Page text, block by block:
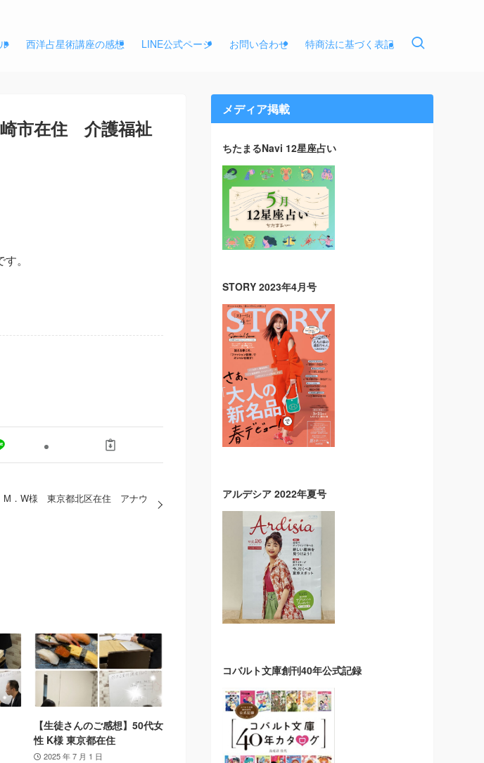
西洋占星術講座の感想 LINE公式ページ お問い合わせ 特商法に基づく表記
市在住 介護福祉
。
M．W様 東京都北区在住 アナウ
【生徒さんのご感想】50代女
性 K様 東京都在住
2025 年 7 月 1 日
メディア掲載
ちたまるNavi 12星座占い
STORY 2023年4月号
アルデシア 2022年夏号
コバルト文庫創刊40年公式記録